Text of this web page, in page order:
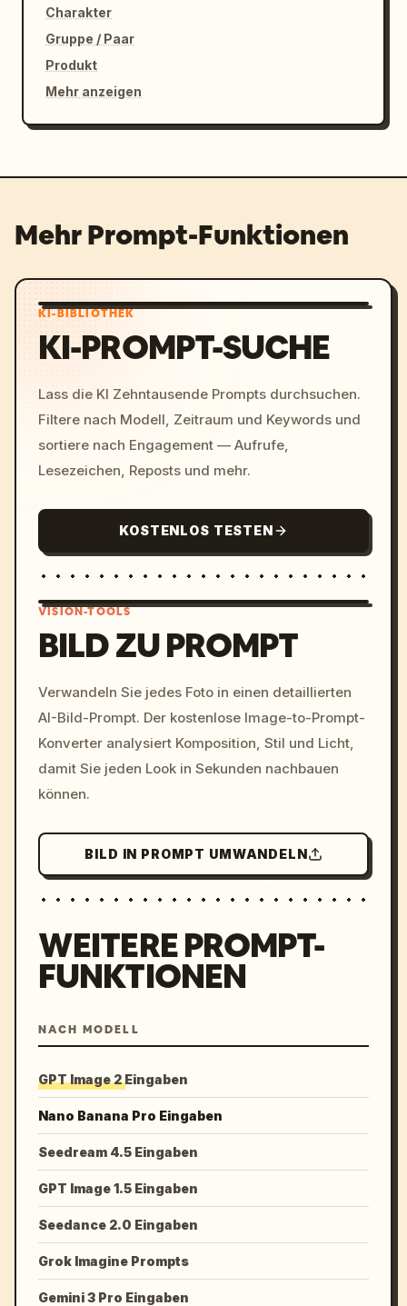
Charakter
Gruppe / Paar
Produkt
Mehr anzeigen
Mehr Prompt-Funktionen
KI-BIBLIOTHEK
KI-PROMPT-SUCHE
Lass die KI Zehntausende Prompts durchsuchen.
Filtere nach Modell, Zeitraum und Keywords und
sortiere nach Engagement — Aufrufe,
Lesezeichen, Reposts und mehr.
KOSTENLOS TESTEN
c, cyberpunk sunset, neon
colors, 8k --v 6.0
VISION-TOOLS
BILD ZU PROMPT
Verwandeln Sie jedes Foto in einen detaillierten
AI-Bild-Prompt. Der kostenlose Image-to-Prompt-
Konverter analysiert Komposition, Stil und Licht,
damit Sie jeden Look in Sekunden nachbauen
können.
BILD IN PROMPT UMWANDELN
WEITERE PROMPT-
FUNKTIONEN
NACH MODELL
GPT Image 2 Eingaben
Nano Banana Pro Eingaben
Seedream 4.5 Eingaben
GPT Image 1.5 Eingaben
Seedance 2.0 Eingaben
Grok Imagine Prompts
Gemini 3 Pro Eingaben